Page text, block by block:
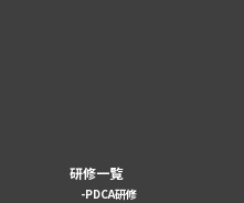
研修一覧
PDCA研修